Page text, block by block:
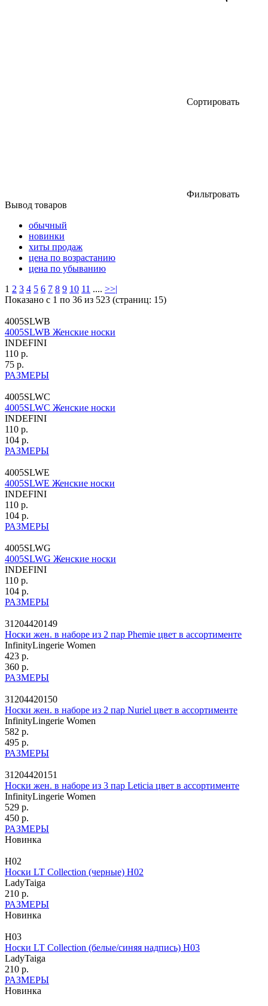
Сортировать
Фильтровать
Вывод товаров
обычный
новинки
хиты продаж
цена по возрастанию
цена по убыванию
1 2 3 4 5 6 7 8 9 10 11 .... >>|
Показано с 1 по 36 из 523 (страниц: 15)
4005SLWB
4005SLWB Женские носки
INDEFINI
110 р.
75 р.
РАЗМЕРЫ
4005SLWC
4005SLWC Женские носки
INDEFINI
110 р.
104 р.
РАЗМЕРЫ
4005SLWE
4005SLWE Женские носки
INDEFINI
110 р.
104 р.
РАЗМЕРЫ
4005SLWG
4005SLWG Женские носки
INDEFINI
110 р.
104 р.
РАЗМЕРЫ
31204420149
Носки жен. в наборе из 2 пар Phemie цвет в ассортименте
InfinityLingerie Women
423 р.
360 р.
РАЗМЕРЫ
31204420150
Носки жен. в наборе из 2 пар Nuriel цвет в ассортименте
InfinityLingerie Women
582 р.
495 р.
РАЗМЕРЫ
31204420151
Носки жен. в наборе из 3 пар Leticia цвет в ассортименте
InfinityLingerie Women
529 р.
450 р.
РАЗМЕРЫ
Новинка
Н02
Носки LT Collection (черные) Н02
LadyTaiga
210 р.
РАЗМЕРЫ
Новинка
Н03
Носки LT Collection (белые/синяя надпись) Н03
LadyTaiga
210 р.
РАЗМЕРЫ
Новинка